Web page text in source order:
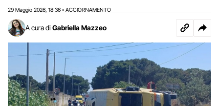
29 Maggio 2026 18:36 • AGGIORNAMENTO
A cura di Gabriella Mazzeo